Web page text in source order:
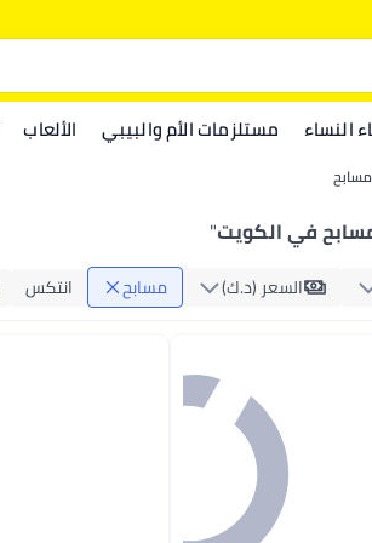
النساء مستلزمات الأم والبيبي الألعاب
مسابح
في الكويت"
السعر (د.ك‏) مسابح انتكس